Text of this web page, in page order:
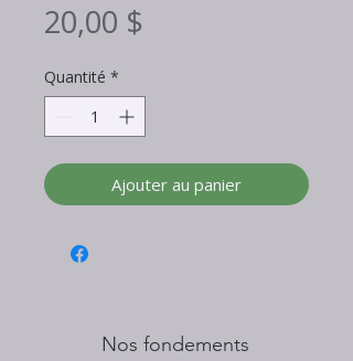
20,00 $
Quantité *
Ajouter au panier
Nos fondements